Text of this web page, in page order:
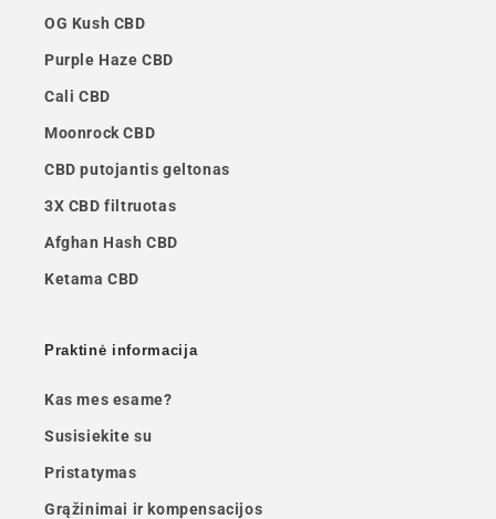
OG Kush CBD
Purple Haze CBD
Cali CBD
Moonrock CBD
CBD putojantis geltonas
3X CBD filtruotas
Afghan Hash CBD
Ketama CBD
Praktinė informacija
Kas mes esame?
Susisiekite su
Pristatymas
Grąžinimai ir kompensacijos